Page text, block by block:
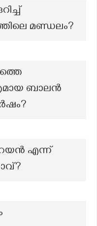
മണ്ഡലം?
ബാലൻ
എന്ന്